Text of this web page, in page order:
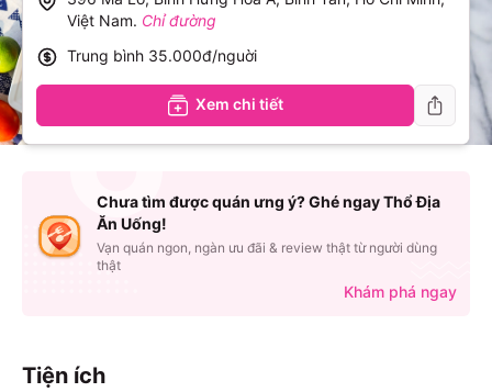
Tiện ích
Việt Nam. Chỉ đường
Trung bình 35.000đ/nguời
Xem chi tiết
Chưa tìm được quán ưng ý? Ghé ngay Thổ Địa
Ăn Uống!
Vạn quán ngon, ngàn ưu đãi & review thật từ người dùng
thật
Khám phá ngay